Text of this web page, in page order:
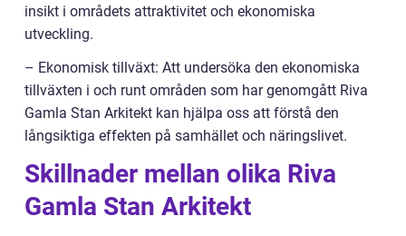
insikt i områdets attraktivitet och ekonomiska
utveckling.
– Ekonomisk tillväxt: Att undersöka den ekonomiska
tillväxten i och runt områden som har genomgått Riva
Gamla Stan Arkitekt kan hjälpa oss att förstå den
långsiktiga effekten på samhället och näringslivet.
Skillnader mellan olika Riva
Gamla Stan Arkitekt